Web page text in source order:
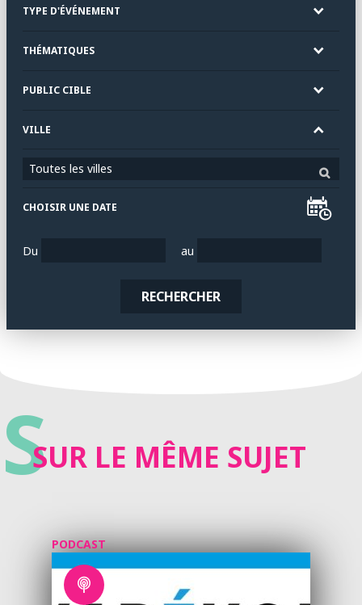
TYPE D'ÉVÉNEMENT
THÉMATIQUES
PUBLIC CIBLE
VILLE
Toutes les villes
CHOISIR UNE DATE
Du au
RECHERCHER
SSUR LE MÊME SUJET
PODCAST